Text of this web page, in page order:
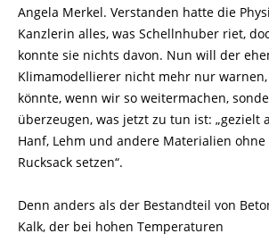
Angela Merkel. Verstanden hatte die
Kanzlerin alles, was Schellnhuber riet,
konnte sie nichts davon. Nun will der
Klimamodellierer nicht mehr nur warnen,
könnte, wenn wir so weitermachen,
überzeugen, was jetzt zu tun ist: „gezielt
Hanf, Lehm und andere Materialien ohne
Rucksack setzen“.
Denn anders als der Bestandteil von
Kalk, der bei hohen Temperaturen